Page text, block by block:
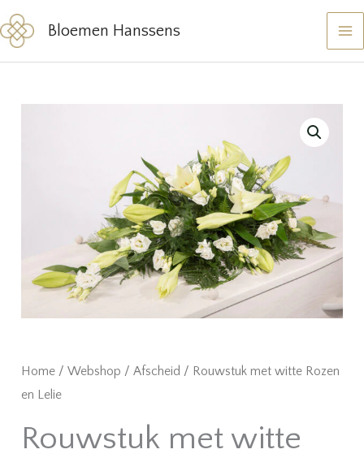
Ga
naar
de
Bloemen Hanssens
Home /Webshop /Afscheid / Rouwstuk met witte Rozen
en Lelie
Rouwstuk met witte